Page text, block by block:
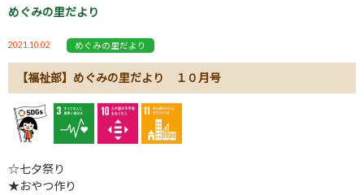
めぐみの里だより
2021.10.02 めぐみの里だより
【福祉部】めぐみの里だより １０月号
☆七夕祭り
★おやつ作り